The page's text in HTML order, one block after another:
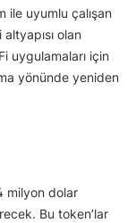
ile uyumlu çalışan
olan
uygulamaları için
yönünde yeniden
milyon dolar
Bu token’lar